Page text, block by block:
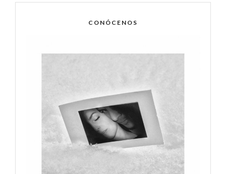
CONÓCENOS